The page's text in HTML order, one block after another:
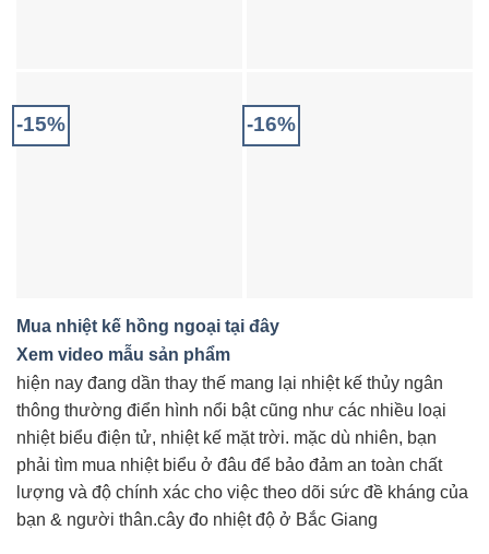
-15% -16%
Mua nhiệt kế hồng ngoại tại đây
Xem video mẫu sản phẩm
hiện nay đang dần thay thế mang lại nhiệt kế thủy ngân
thông thường điển hình nổi bật cũng như các nhiều loại
nhiệt biểu điện tử, nhiệt kế mặt trời. mặc dù nhiên, bạn
phải tìm mua nhiệt biểu ở đâu để bảo đảm an toàn chất
lượng và độ chính xác cho việc theo dõi sức đề kháng của
bạn & người thân.cây đo nhiệt độ ở Bắc Giang